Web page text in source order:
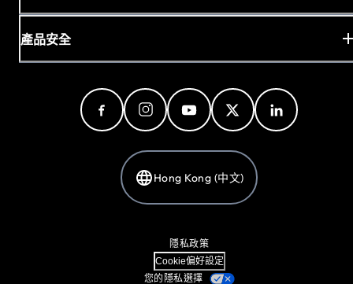
產品安全
Hong Kong (中文)
隱私政策
Cookie偏好設定
您的隱私選擇